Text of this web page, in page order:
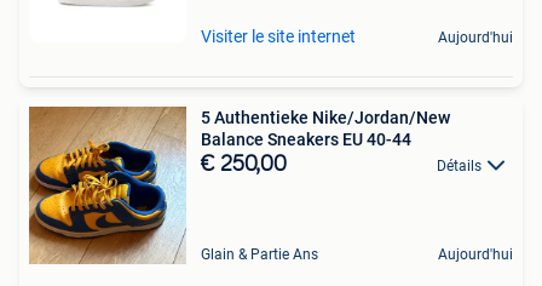
Visiter le site internet Aujourd'hui
5 Authentieke Nike/Jordan/New
Balance Sneakers EU 40-44
€ 250,00 Détails
Glain & Partie Ans Aujourd'hui